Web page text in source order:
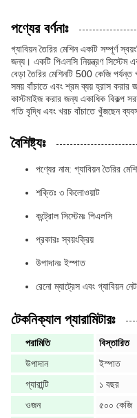
পণ্যের বর্ণনাঃ
গ্যাবিয়ন তৈরির মেশিন একটি সম্পূর্ণ
জন্য। একটি পিএলসি নিয়ন্ত্রণ
বেড়া তৈরির মেশিনটি 500 কেজি পর্যন্ত
সময় বাঁচাতে এবং শ্রম ব্যয় হ্রাস করার
কাস্টমাইজ করার জন্য একাধিক বিকল্প
গতি বৃদ্ধি এবং খরচ বাঁচাতে খুঁজছেন
বৈশিষ্ট্যঃ
পণ্যের নাম: গ্যাবিয়ন তৈরির
শক্তিঃ ৩ কিলোওয়াট
কন্ট্রোল সিস্টেমঃ পিএলসি
প্রকারঃ স্বয়ংক্রিয়
উপাদানঃ ইস্পাত
রেনো ম্যাট্রেস এবং গ্যাবিয়ন
টেকনিক্যাল প্যারামিটারঃ
পরামিতি
বিস্তারিত
উপাদান
ইস্পাত
গ্যারান্টি
১ বছর
ওজন
৫০০ কেজি